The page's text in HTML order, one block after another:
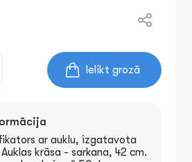
Ielikt grozā
ar auklu, izgatavota
krāsa - sarkana, 42 cm.